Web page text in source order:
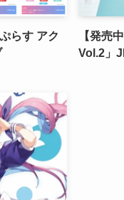
らす アク
【発売
Vol.2」